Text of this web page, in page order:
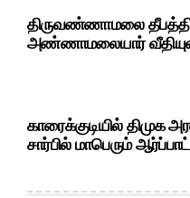
திருவண்ணாமலை
அண்ணாமலையார்
காரைக்குடியில் திமுக
சார்பில் மாபெரும்